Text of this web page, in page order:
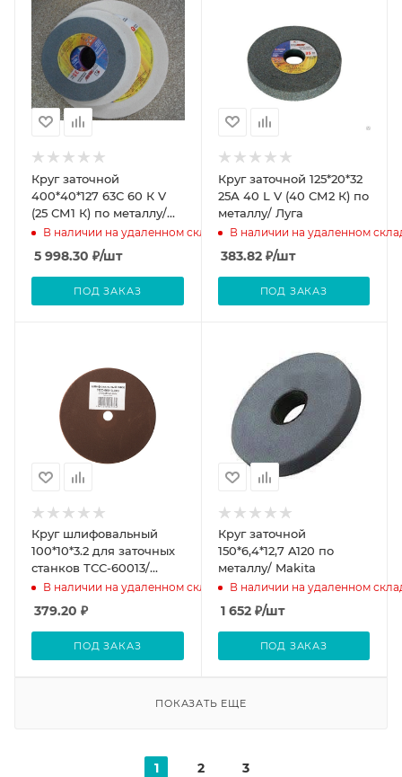
Круг заточной
400*40*127 63С 60 К V
(25 СМ1 К) по металлу/
ЛугаВ наличии на удаленном складе
5 998.30 ₽/шт
ПОД ЗАКАЗ
Круг заточной 125*20*32
25А 40 L V (40 СМ2 К) по
металлу/ Луга
В наличии на удаленном
383.82₽/шт
ПОД ЗАКАЗ
Круг шлифовальный
100*10*3.2 для заточных
станков ТСС-60013/
ТС-160Ц/ СОЮЗ
В наличии на удаленном складе
379.20 ₽
ПОД ЗАКАЗ
Круг заточной
150*6,4*12,7 A120 по
металлу/ Makita
В наличии на удаленном
1 652₽/шт
ПОД ЗАКАЗ
ПОКАЗАТЬ ЕЩЕ
1 2 3